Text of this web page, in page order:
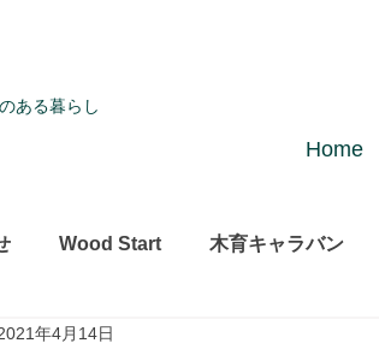
ある暮らし
Home
Wood Start 木育キャラバン
その他
年4月14日